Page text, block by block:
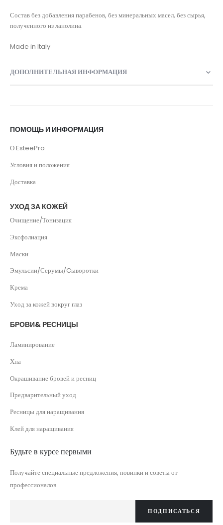
Состав без добавления парабенов, без минеральных масел, без сырья,
полученного из ланолина.
Made in Italy
ДОПОЛНИТЕЛЬНАЯ ИНФОРМАЦИЯ
ПОМОЩЬ И ИНФОРМАЦИЯ
О EsteePro
Условия и положения
Доставка
УХОД ЗА КОЖЕЙ
Очищение/Тонизация
Эксфолиация
Маски
Эмульсии/Серумы/Cыворотки
Крема
Уход за кожей вокруг глаз
БРОВИ& РЕСНИЦЫ
Ламинирование
Хна
Окрашивание бровей и ресниц
Предварительный уход
Ресницы для наращивания
Клей для наращивания
Будьте в курсе первыми
Получайте специальные предложения, новинки и советы от
профессионалов.
ПОДПИСАТЬСЯ